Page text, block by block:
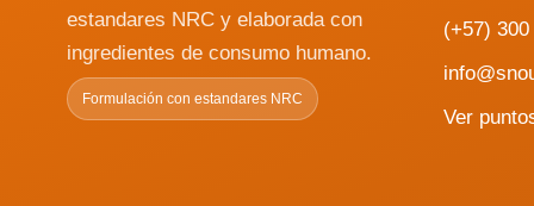
estandares NRC y elaborada con
ingredientes de consumo humano.
Formulación con estandares NRC
(+57)
Ver